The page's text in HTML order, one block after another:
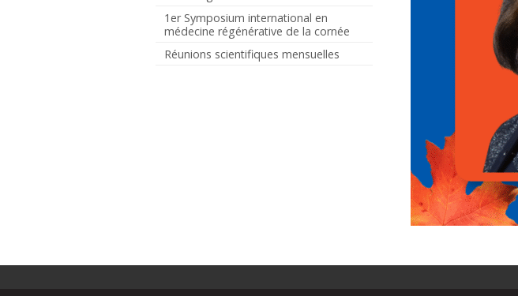
1er Symposium international en
médecine régénérative de la cornée
Réunions scientifiques mensuelles